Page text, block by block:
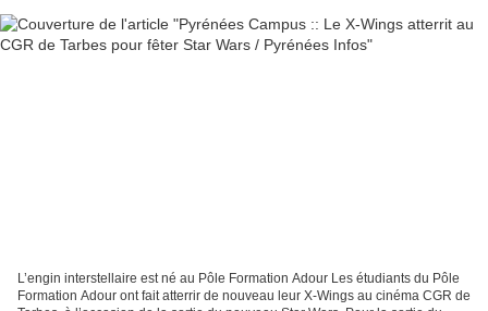
L’engin interstellaire est né au Pôle Formation Adour Les étudiants du Pôle
Formation Adour ont fait atterrir de nouveau leur X-Wings au cinéma CGR de